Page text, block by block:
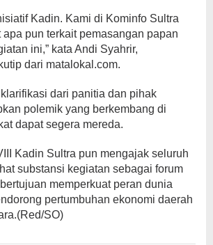
Kadin. Kami di Kominfo Sultra
apa pun terkait pemasangan papan
ini,” kata Andi Syahrir,
dari matalokal.com.
dari panitia dan pihak
polemik yang berkembang di
dapat segera mereda.
Kadin Sultra pun mengajak seluruh
substansi kegiatan sebagai forum
memperkuat peran dunia
pertumbuhan ekonomi daerah
SO)